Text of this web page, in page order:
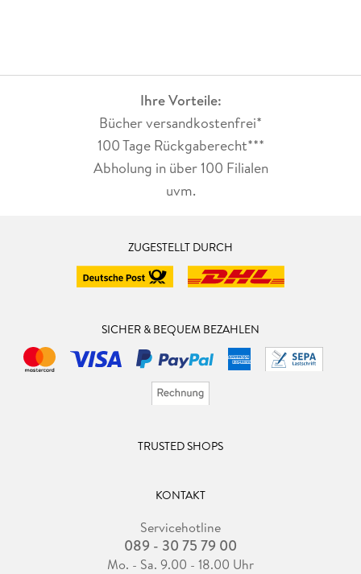
Ihre Vorteile:
Bücher versandkostenfrei*
100 Tage Rückgaberecht***
Abholung in über 100 Filialen
uvm.
ZUGESTELLT DURCH
SICHER & BEQUEM BEZAHLEN
TRUSTED SHOPS
KONTAKT
Servicehotline
089 - 30 75 79 00
Mo. - Sa. 9.00 - 18.00 Uhr